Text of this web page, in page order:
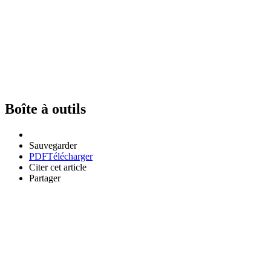
Boîte à outils
Sauvegarder
PDFTélécharger
Citer cet article
Partager